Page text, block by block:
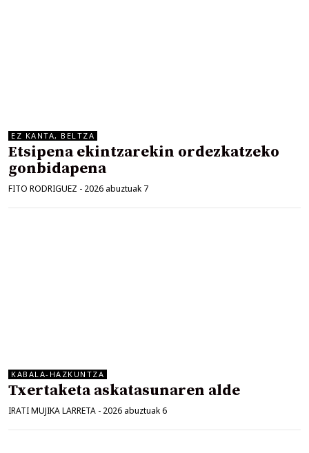
EZ KANTA, BELTZA
Etsipena ekintzarekin ordezkatzeko
gonbidapena
FITO RODRIGUEZ - 2026 abuztuak 7
KABALA-HAZKUNTZA
Txertaketa askatasunaren alde
IRATI MUJIKA LARRETA - 2026 abuztuak 6